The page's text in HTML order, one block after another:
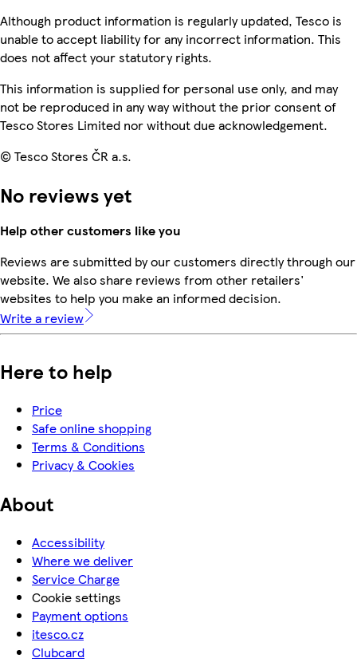
Although product information is regularly updated, Tesco is
unable to accept liability for any incorrect information. This
does not affect your statutory rights.
This information is supplied for personal use only, and may
not be reproduced in any way without the prior consent of
Tesco Stores Limited nor without due acknowledgement.
© Tesco Stores ČR a.s.
No reviews yet
Help other customers like you
Reviews are submitted by our customers directly through our
website. We also share reviews from other retailers'
websites to help you make an informed decision.
Write a review
Here to help
Price
Safe online shopping
Terms & Conditions
Privacy & Cookies
About
Accessibility
Where we deliver
Service Charge
Cookie settings
Payment options
itesco.cz
Clubcard